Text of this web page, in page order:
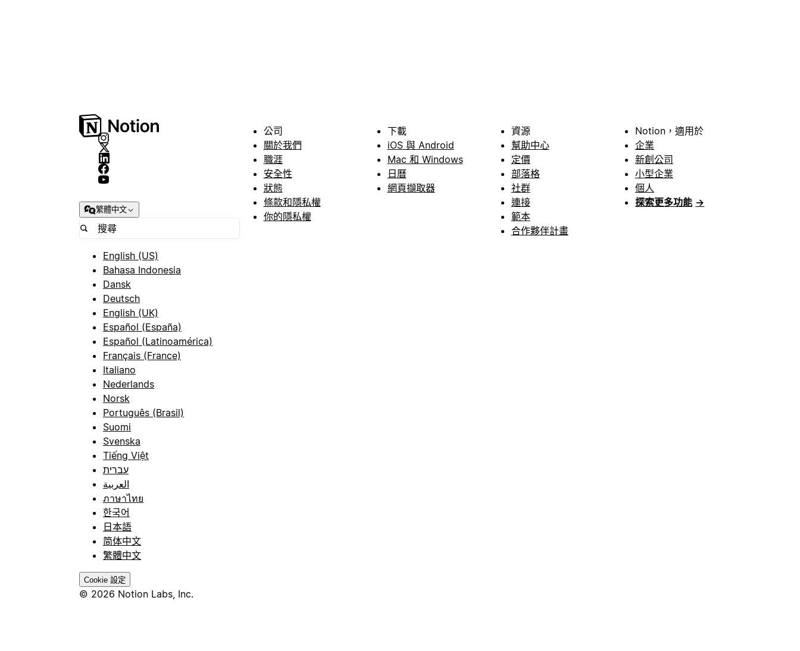
繁體中文
English (US)
Bahasa Indonesia
Dansk
Deutsch
English (UK)
Español (España)
Español (Latinoamérica)
Français (France)
Italiano
Nederlands
Norsk
Português (Brasil)
Suomi
Svenska
Tiếng Việt
עברית
العربية
ภาษาไทย
한국어
日本語
简体中文
繁體中文
Cookie 設定
© 2026 Notion Labs, Inc.
公司
關於我們
職涯
安全性
狀態
條款和隱私權
你的隱私權
下載
iOS 與 Android
Mac 和 Windows
日曆
網頁擷取器
資源
幫助中心
定價
部落格
社群
連接
範本
合作夥伴計畫
Notion，適用於
企業
新創公司
小型企業
個人
探索更多功能 →